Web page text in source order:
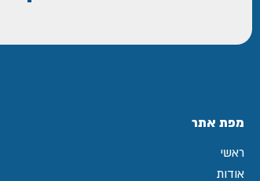
מפת אתר
ראשי
אודות